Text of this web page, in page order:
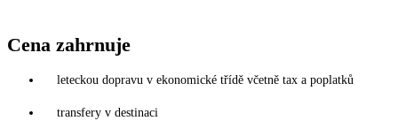
Cena zahrnuje
leteckou dopravu v ekonomické třídě včetně tax a poplatků
transfery v destinaci